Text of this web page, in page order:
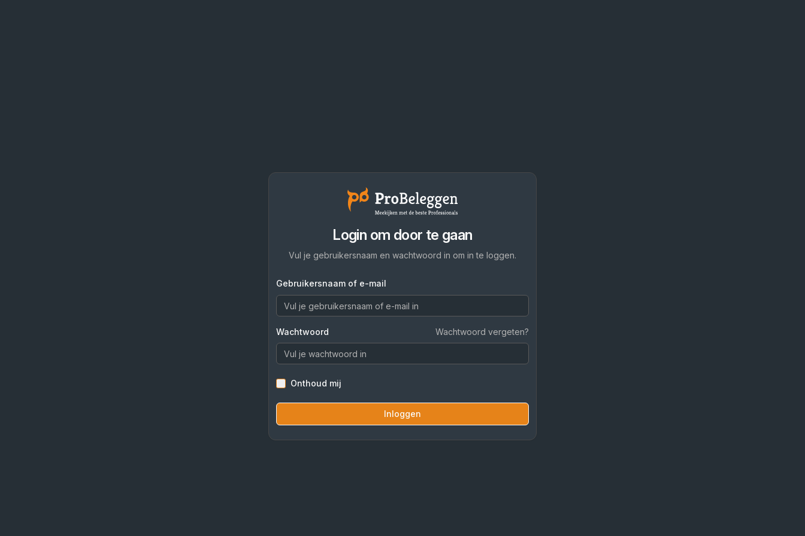
Login om door te gaan
Vul je gebruikersnaam en wachtwoord in om in te loggen.
Gebruikersnaam of e-mail
Wachtwoord Wachtwoord vergeten?
Onthoud mij
Inloggen